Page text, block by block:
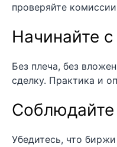
проверяйте
Начинайте
Без плеча, без
сделку. Практика и
Соблюдайте
Убедитесь, что